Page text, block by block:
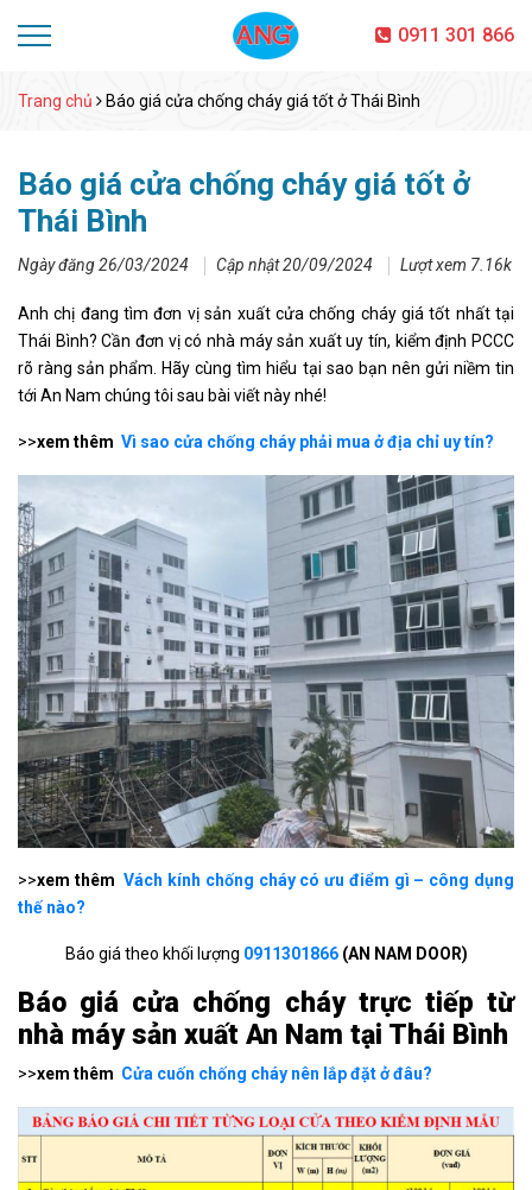
0911 301 866
Trang chủ Báo giá cửa chống cháy giá tốt ở Thái Bình
Báo giá cửa chống cháy giá tốt ở
Thái Bình
Ngày đăng 26/03/2024 Cập nhật 20/09/2024 Lượt xem 7.16k
Anh chị đang tìm đơn vị sản xuất cửa chống cháy giá tốt nhất tại
Thái Bình? Cần đơn vị có nhà máy sản xuất uy tín, kiểm định PCCC
rõ ràng sản phẩm. Hãy cùng tìm hiểu tại sao bạn nên gửi niềm tin
tới An Nam chúng tôi sau bài viết này nhé!
>>xem thêm Vì sao cửa chống cháy phải mua ở địa chỉ uy tín?
>>xem thêm Vách kính chống cháy có ưu điểm gì – công dụng
thế nào?
Báo giá theo khối lượng 0911301866(AN NAM DOOR)
Báo giá cửa chống cháy trực tiếp từ
nhà máy sản xuất An Nam tại Thái Bình
>>xem thêm Cửa cuốn chống cháy nên lắp đặt ở đâu?